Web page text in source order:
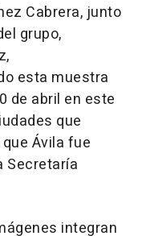
Cabrera, junto
grupo,
esta muestra
de abril en este
que
Ávila fue
Secretaría
integran